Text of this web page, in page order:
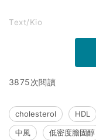
Text/Kio
3875次閱讀
cholesterol HDL
中風
低密度膽固醇